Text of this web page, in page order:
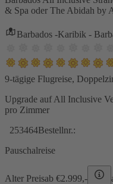
& Spa oder The Abidah by
Barbados -Karibik -
9-tägige Flugreise,
Upgrade auf All Inclusive
pro Zimmer
253464Bestellnr.:
Pauschalreise
Alter Preisab €2.999,-